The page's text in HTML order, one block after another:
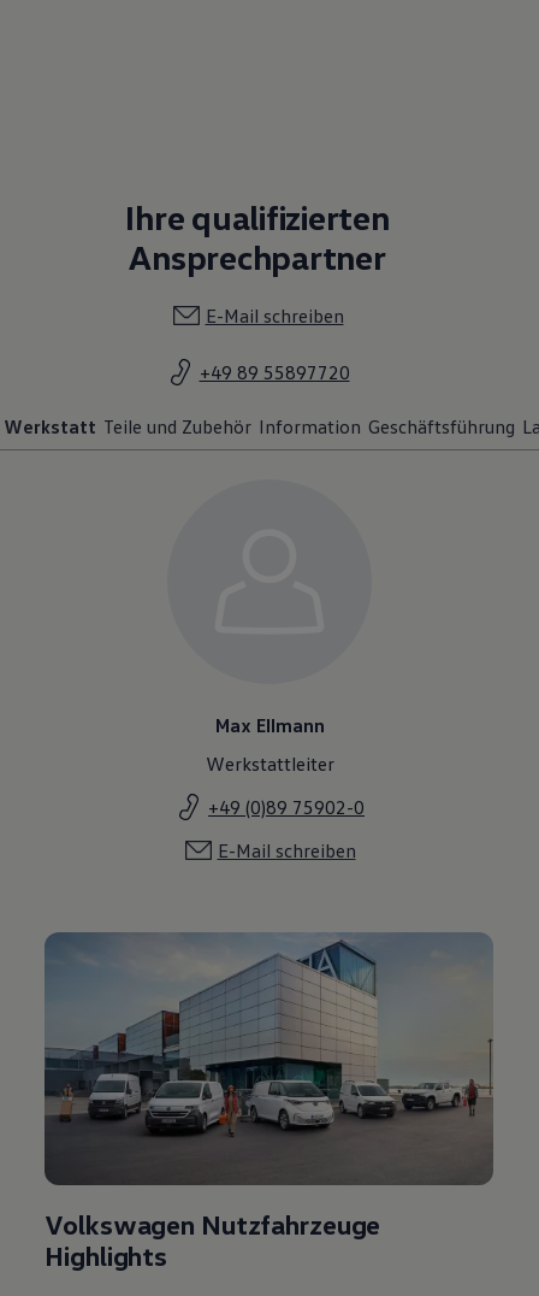
Ihre qualifizierten
Ansprechpartner
E-Mail schreiben
+49 89 55897720
Werkstatt Teile und Zubehör Information Geschäftsführung
Max Ellmann
Werkstattleiter
+49 (0)89 75902-0
E-Mail schreiben
Volkswagen Nutzfahrzeuge
Highlights